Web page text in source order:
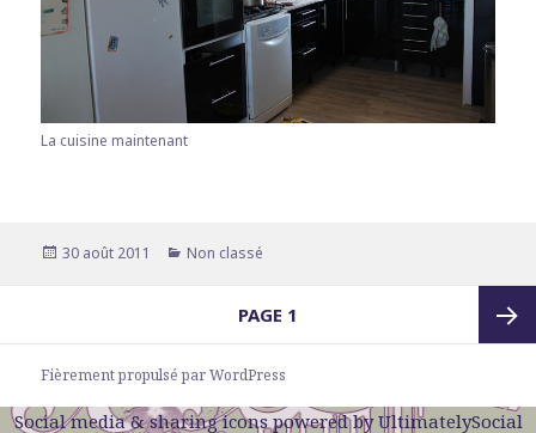
La cuisine maintenant
Publié
30 août 2011 Catégories
Non classé
PAGE 1
Fièrement propulsé par WordPress
Social media & sharing icons powered byUltimatelySocial